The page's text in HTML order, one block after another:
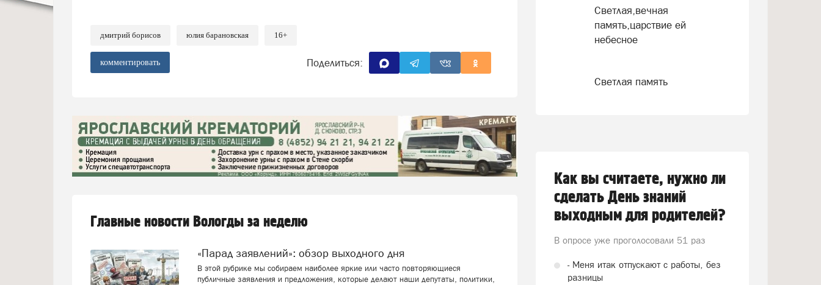
дмитрий борисов юлия барановская 16+
комментировать Поделиться:
Главные новости Вологды за неделю
«Парад заявлений»: обзор выходного дня
В этой рубрике мы собираем наиболее яркие или часто повторяющиеся
публичные заявления и предложения, которые делают наши депутаты, политики,
Светлая,вечная
память,царствие ей
небесное
Светлая память
Как вы считаете, нужно ли
сделать День знаний
выходным для родителей?
В опросе уже проголосовали 51 раз
- Меня итак отпускают с работы, без
разницы